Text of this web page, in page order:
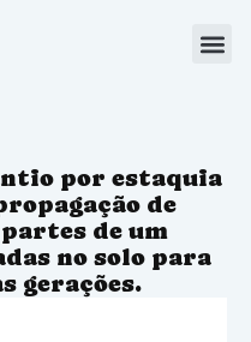
por estaquia
de
de um
no solo para
gerações.